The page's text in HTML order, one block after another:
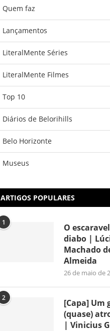
Quem faz
Lançamentos
LiteralMente Séries
LiteralMente Filmes
Top 10
Diários de Belorihills
Belo Horizonte
Museus
ARTIGOS POPULARES
1
O
diabo |
Machado
Almeida
26 de maio de
2
[Capa] Um
(quase)
| Vinicius